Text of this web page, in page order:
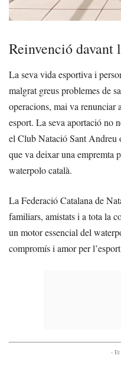
Reinvenció davant
La seva vida esportiva i
malgrat greus problemes de
operacions, mai va renunciar
esport. La seva aportació no
el Club Natació Sant
que va deixar una empremta
waterpolo català.
La Federació Catalana de
familiars, amistats i a tota la
un motor essencial del
compromís i amor per
- Et